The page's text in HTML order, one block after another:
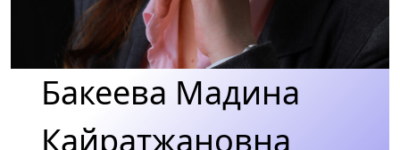
Бакеева Мадина
Кайратжановна